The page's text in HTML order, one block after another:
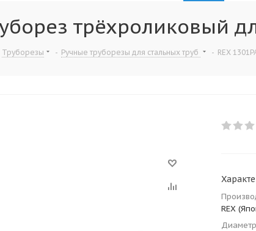
трёхроликовый
Труборезы - Ручные труборезы для стальных труб - REX
REX